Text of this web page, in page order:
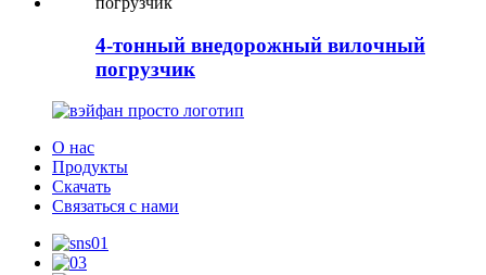
4-тонный внедорожный вилочный
погрузчик
О нас
Продукты
Скачать
Связаться с нами